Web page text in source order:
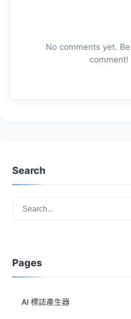
No comments yet.
comment!
Search
Pages
AI 標誌產生器